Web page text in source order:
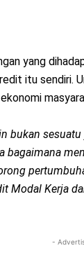
yang
itu sendiri.
bukan
bagaimana
Modal Kerja
-